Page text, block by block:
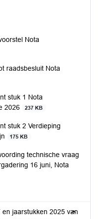
Nota
raadsbesluit Nota
stuk 1 Nota
2026
237 KB
stuk 2 Verdieping
175 KB
technische vraag
16 juni, Nota
jaarstukken 2025 van